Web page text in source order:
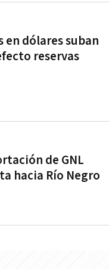
en dólares suban
reservas
de GNL
hacia Río Negro